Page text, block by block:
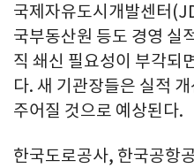
국제자유도시개발센터
국부동산원 등도 경영 실
직 쇄신 필요성이 부각되
다. 새 기관장들은 실적
주어질 것으로 예상된다.
한국도로공사, 한국공항